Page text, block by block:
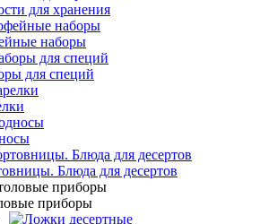
для хранения
наборы
для специй
Блюда для десертов
приборы